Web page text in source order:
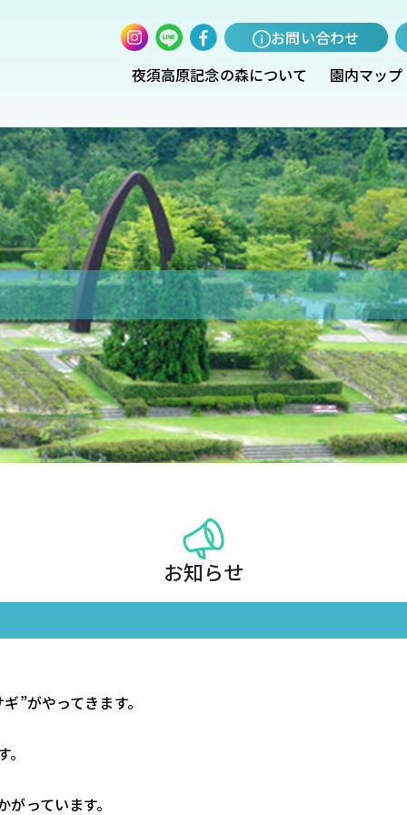
お問い合わせ
夜須高原記念の森について
園内マップ
お知らせ
”がやってきます。
っています。